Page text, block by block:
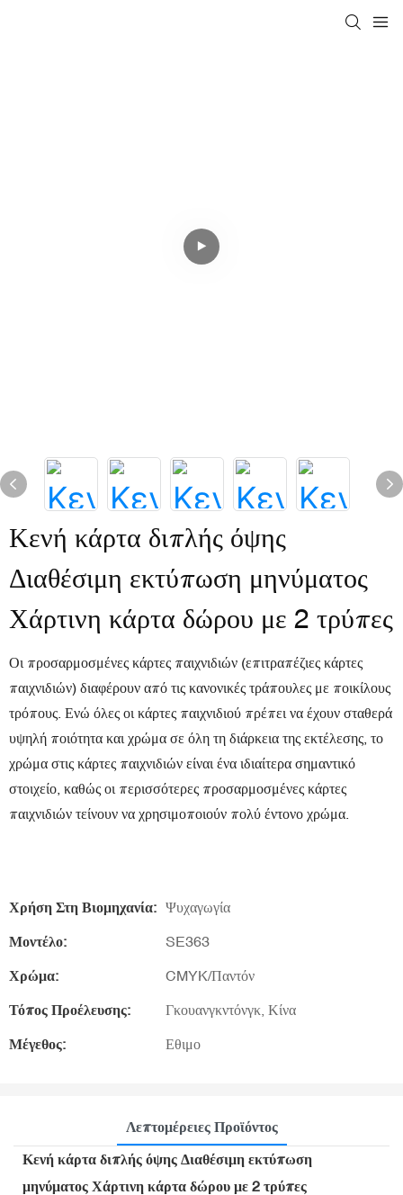
Κενή κάρτα διπλής όψης
Διαθέσιμη εκτύπωση μηνύματος
Χάρτινη κάρτα δώρου με 2 τρύπες
Οι προσαρμοσμένες κάρτες παιχνιδιών (επιτραπέζιες κάρτες
παιχνιδιών) διαφέρουν από τις κανονικές τράπουλες με ποικίλους
τρόπους. Ενώ όλες οι κάρτες παιχνιδιού πρέπει να έχουν σταθερά
υψηλή ποιότητα και χρώμα σε όλη τη διάρκεια της εκτέλεσης, το
χρώμα στις κάρτες παιχνιδιών είναι ένα ιδιαίτερα σημαντικό
στοιχείο, καθώς οι περισσότερες προσαρμοσμένες κάρτες
παιχνιδιών τείνουν να χρησιμοποιούν πολύ έντονο χρώμα.
Χρήση Στη Βιομηχανία: Ψυχαγωγία
Μοντέλο: SE363
Χρώμα: CMYK/Παντόν
Τόπος Προέλευσης: Γκουανγκντόνγκ, Κίνα
Μέγεθος: Εθιμο
Λεπτομέρειες Προϊόντος
Κενή κάρτα διπλής όψης Διαθέσιμη εκτύπωση
μηνύματος Χάρτινη κάρτα δώρου με 2 τρύπες